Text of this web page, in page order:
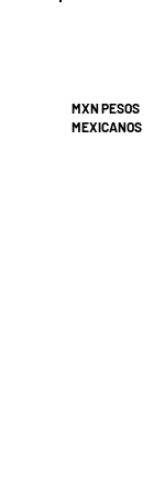
MXN PESOS
MEXICANOS